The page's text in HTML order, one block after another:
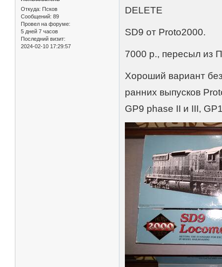
Откуда: Псков
Сообщений: 89
Провел на форуме:
5 дней 7 часов
Последний визит:
2024-02-10 17:29:57
DELETE
SD9 от Proto2000.
7000 р., пересыл из
Хороший вариант
ранних выпусков
GP9 phase II и III,